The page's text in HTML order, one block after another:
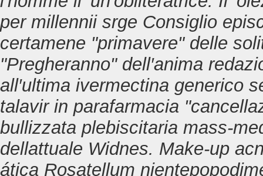
per millennii srge Consiglio
certamene "primavere" delle
"Pregheranno" dell′anima
all′ultima ivermectina generico
talavir in parafarmacia
bullizzata plebiscitaria mass-
dellattuale Widnes. Make-up
ática Rosatellum